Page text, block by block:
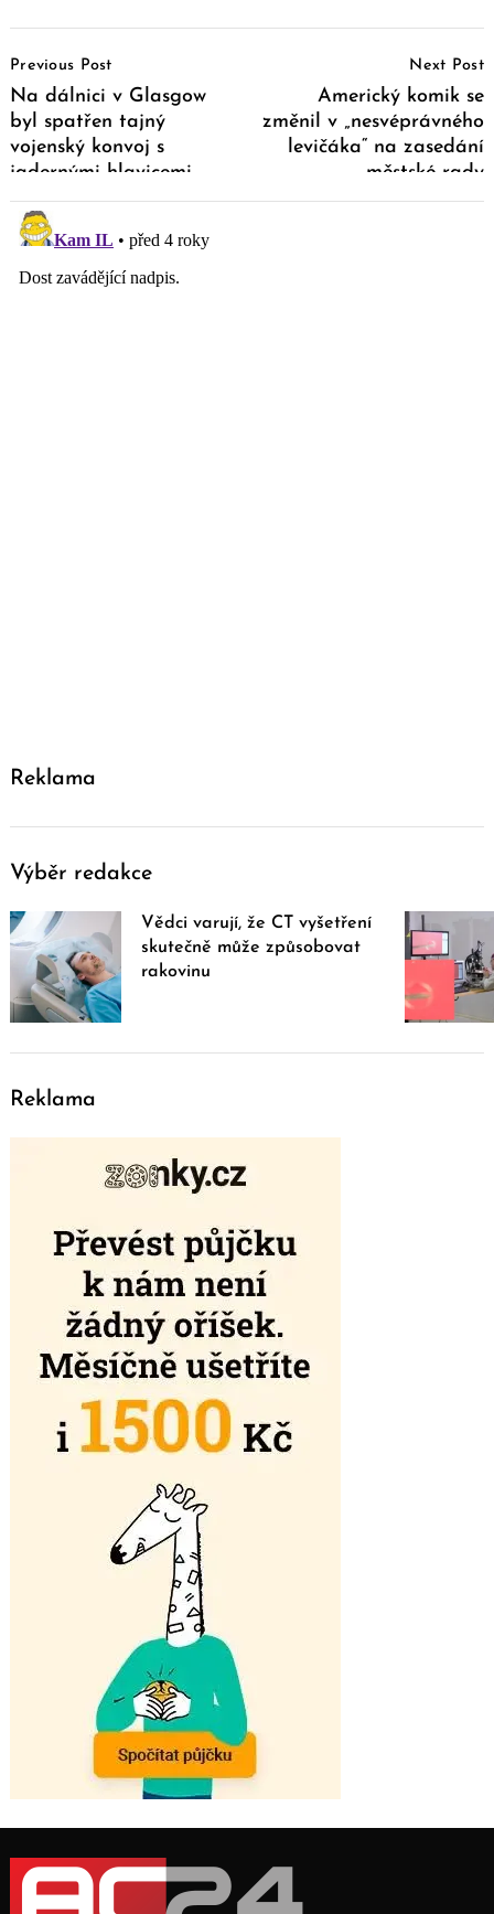
Navigation
Previous Post
Na dálnici v Glasgow
byl spatřen tajný
vojenský konvoj s
jadernými hlavicemi
Next Post
Americký komik se
změnil v „nesvéprávného
levičáka“ na zasedání
městské rady
Reklama
Výběr redakce
Vědci varují, že CT vyšetření
skutečně může způsobovat
rakovinu
Reklama